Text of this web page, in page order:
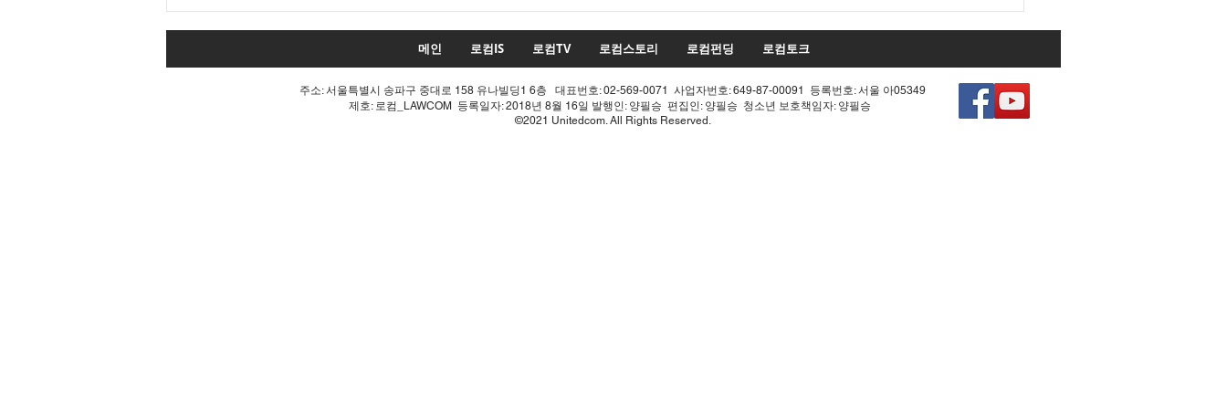
공 불꽃!
적 쇄신으론 어림없다!
메인 로컴IS 로컴TV 로컴스토리 로컴펀딩 로컴토크
주소: 서울특별시 송파구 중대로 158 유나빌딩1 6층 대표번호: 02-569-0071 사업자번호: 649-87-00091 등록번호: 서울 아05349
제호: 로컴_LAWCOM 등록일자: 2018년 8월 16일 발행인: 양필승 편집인: 양필승 청소년 보호책임자: 양필승
©2021 Unitedcom. All Rights Reserved.